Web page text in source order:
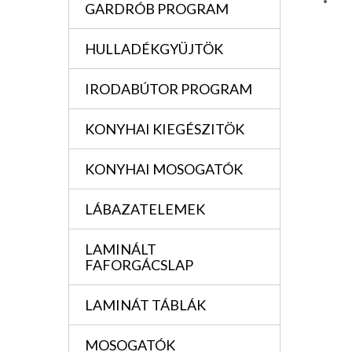
GARDRÓB PROGRAM
HULLADÉKGYÜJTÖK
IRODABÚTOR PROGRAM
KONYHAI KIEGÉSZITÖK
KONYHAI MOSOGATÓK
LÁBAZATELEMEK
LAMINÁLT
FAFORGÁCSLAP
LAMINÁT TÁBLÁK
MOSOGATÓK